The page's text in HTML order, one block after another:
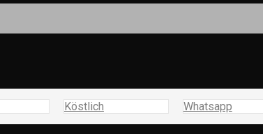
Köstlich Whatsapp